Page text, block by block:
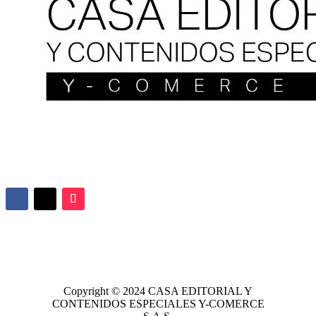
Copyright © 2024 CASA EDITORIALY
CONTENIDOS ESPECIALES Y-COMERCE